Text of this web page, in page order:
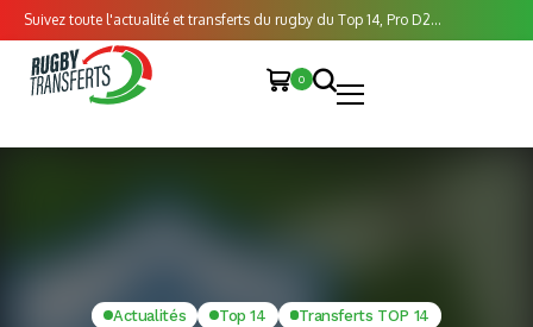
Suivez toute l'actualité et transferts du rugby du Top 14, Pro D2...
0
Actualités Top 14 Transferts TOP 14